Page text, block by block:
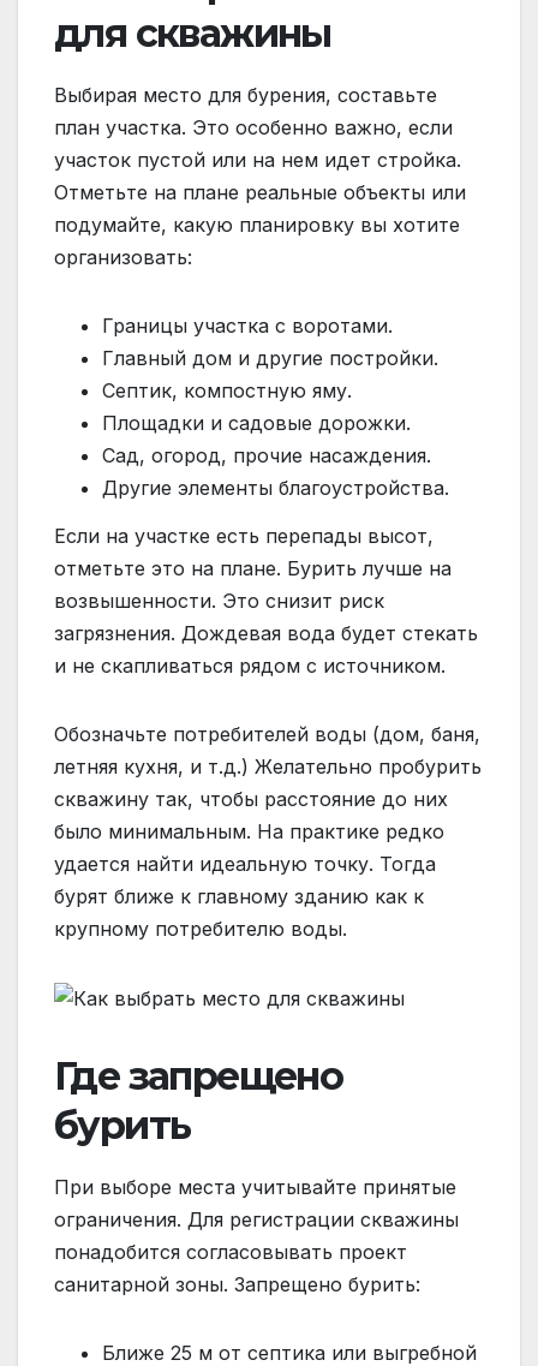
для скважины
Выбирая место для бурения, составьте
план участка. Это особенно важно, если
участок пустой или на нем идет стройка.
Отметьте на плане реальные объекты или
подумайте, какую планировку вы хотите
организовать:
Границы участка с воротами.
Главный дом и другие постройки.
Септик, компостную яму.
Площадки и садовые дорожки.
Сад, огород, прочие насаждения.
Другие элементы благоустройства.
Если на участке есть перепады высот,
отметьте это на плане. Бурить лучше на
возвышенности. Это снизит риск
загрязнения. Дождевая вода будет стекать
и не скапливаться рядом с источником.
Обозначьте потребителей воды (дом, баня,
летняя кухня, и т.д.) Желательно пробурить
скважину так, чтобы расстояние до них
было минимальным. На практике редко
удается найти идеальную точку. Тогда
бурят ближе к главному зданию как к
крупному потребителю воды.
Где запрещено
бурить
При выборе места учитывайте принятые
ограничения. Для регистрации скважины
понадобится согласовывать проект
санитарной зоны. Запрещено бурить:
Ближе 25 м от септика или выгребной